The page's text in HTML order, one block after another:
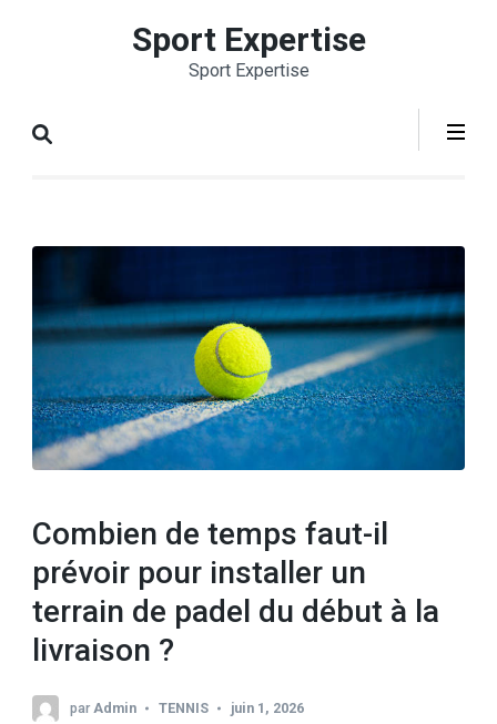
Entrée)
Sport Expertise
Sport Expertise
Combien de temps faut-il
prévoir pour installer un
terrain de padel du début à la
livraison ?
par Admin TENNIS juin 1, 2026